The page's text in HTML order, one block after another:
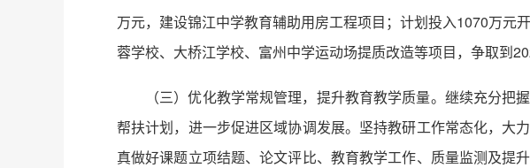
万元，建设锦江中学教育辅助用房工程项目；计划投入1070万元
蓉学校、大桥江学校、富州中学运动场提质改造等项目，争取到
（三）优化教学常规管理，提升教育教学质量。继续充分
帮扶计划，进一步促进区域协调发展。坚持教研工作常态化，大
真做好课题立项结题、论文评比、教育教学工作、质量监测及提